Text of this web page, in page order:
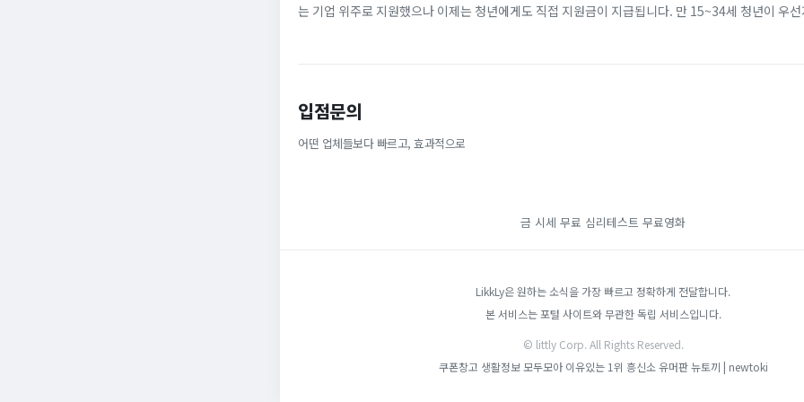
는 기업 위주로 지원했으나 이제는 청년에게도 직접 지원금이 지급됩니다. 만 15~34세 청년이 우
입점문의
어떤 업체들보다 빠르고, 효과적으로
금 시세 무료 심리테스트 무료영화
LikkLy은 원하는 소식을 가장 빠르고 정확하게 전달합니다.
본 서비스는 포털 사이트와 무관한 독립 서비스입니다.
© littly Corp. All Rights Reserved.
쿠폰창고 생활정보 모두모아 이유있는 1위 흥신소 유머판 뉴토끼 | newtoki